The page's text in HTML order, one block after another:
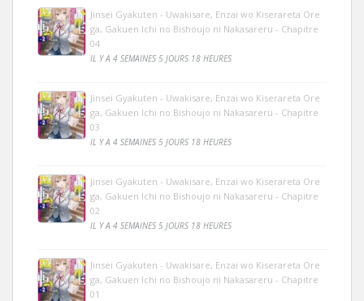
Jinsei Gyakuten - Uwakisare, Enzai wo Kiserareta Ore
ga, Gakuen Ichi no Bishoujo ni Nakasareru - Chapitre
04
IL Y A 4 SEMAINES 5 JOURS 18 HEURES
Jinsei Gyakuten - Uwakisare, Enzai wo Kiserareta Ore
ga, Gakuen Ichi no Bishoujo ni Nakasareru - Chapitre
03
IL Y A 4 SEMAINES 5 JOURS 18 HEURES
Jinsei Gyakuten - Uwakisare, Enzai wo Kiserareta Ore
ga, Gakuen Ichi no Bishoujo ni Nakasareru - Chapitre
02
IL Y A 4 SEMAINES 5 JOURS 18 HEURES
Jinsei Gyakuten - Uwakisare, Enzai wo Kiserareta Ore
ga, Gakuen Ichi no Bishoujo ni Nakasareru - Chapitre
01